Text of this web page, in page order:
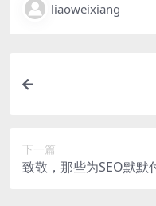
liaoweixiang
下一篇
致敬，那些为SEO默默